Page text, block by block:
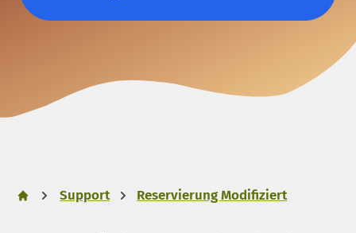
Support Reservierung Modifiziert